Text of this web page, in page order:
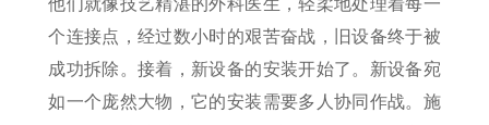
个连接点，经过数小时的艰苦奋战，旧设备终于被
成功拆除。接着，新设备的安装开始了。新设备宛
如一个庞然大物，它的安装需要多人协同作战。施